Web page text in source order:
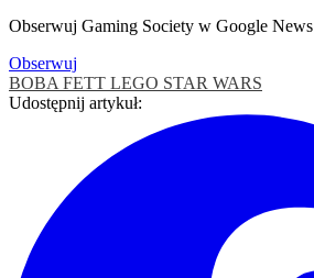
Obserwuj Gaming Society w Google News
Obserwuj
BOBA FETT LEGO STAR WARS
Udostępnij artykuł: